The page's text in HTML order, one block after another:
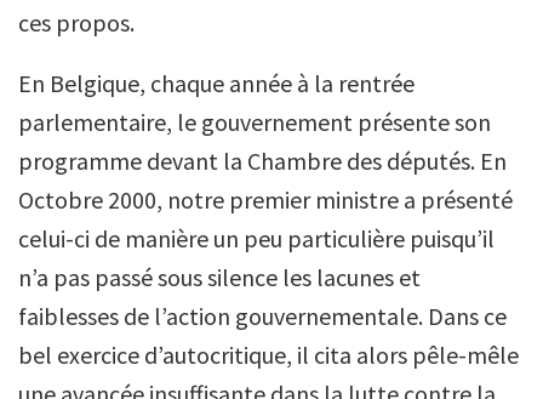
ces propos.
En Belgique, chaque année à la rentrée
parlementaire, le gouvernement présente son
programme devant la Chambre des députés. En
Octobre 2000, notre premier ministre a présenté
celui-ci de manière un peu particulière puisqu’il
n’a pas passé sous silence les lacunes et
faiblesses de l’action gouvernementale. Dans ce
bel exercice d’autocritique, il cita alors pêle-mêle